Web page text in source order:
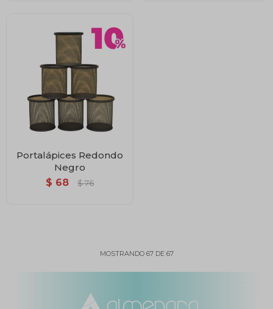
Portalápices Redondo
Negro
$ 68 $ 76
MOSTRANDO 67DE 67